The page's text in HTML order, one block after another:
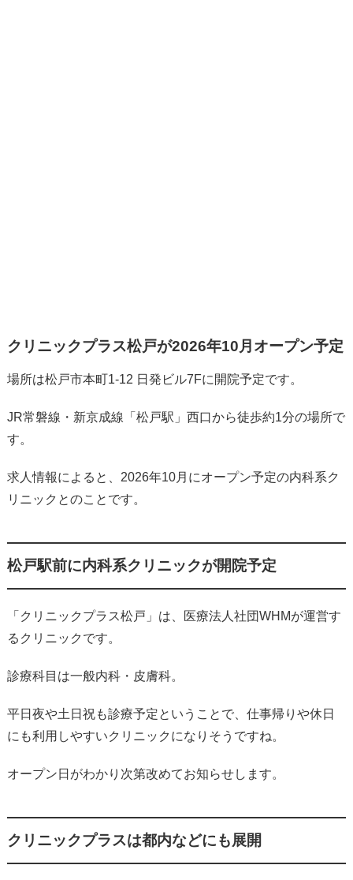
クリニックプラス松戸が2026年10月オープン予定
場所は松戸市本町1-12 日発ビル7Fに開院予定です。
JR常磐線・新京成線「松戸駅」西口から徒歩約1分の場所で
す。
求人情報によると、2026年10月にオープン予定の内科系ク
リニックとのことです。
松戸駅前に内科系クリニックが開院予定
「クリニックプラス松戸」は、医療法人社団WHMが運営す
るクリニックです。
診療科目は一般内科・皮膚科。
平日夜や土日祝も診療予定ということで、仕事帰りや休日
にも利用しやすいクリニックになりそうですね。
オープン日がわかり次第改めてお知らせします。
クリニックプラスは都内などにも展開